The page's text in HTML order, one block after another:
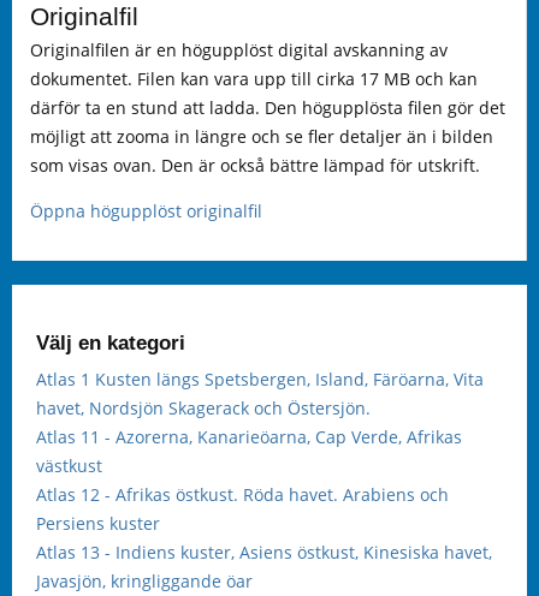
Originalfil
Originalfilen är en högupplöst digital avskanning av
dokumentet. Filen kan vara upp till cirka 17 MB och kan
därför ta en stund att ladda. Den högupplösta filen gör det
möjligt att zooma in längre och se fler detaljer än i bilden
som visas ovan. Den är också bättre lämpad för utskrift.
Öppna högupplöst originalfil
Välj en kategori
Atlas 1 Kusten längs Spetsbergen, Island, Färöarna, Vita
havet, Nordsjön Skagerack och Östersjön.
Atlas 11 - Azorerna, Kanarieöarna, Cap Verde, Afrikas
västkust
Atlas 12 - Afrikas östkust. Röda havet. Arabiens och
Persiens kuster
Atlas 13 - Indiens kuster, Asiens östkust, Kinesiska havet,
Javasjön, kringliggande öar